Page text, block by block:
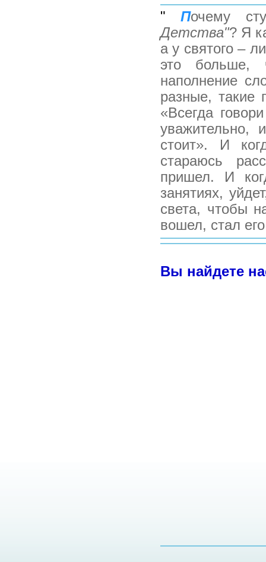
"Почему
Детства"? Я
а у святого –
это больше,
наполнение
разные, такие
«Всегда
уважительно,
стоит». И
стараюсь
пришел. И
занятиях,
света, чтобы
вошел, стал
Вы найдете